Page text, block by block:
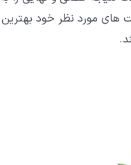
های مورد نظر خود بهترین